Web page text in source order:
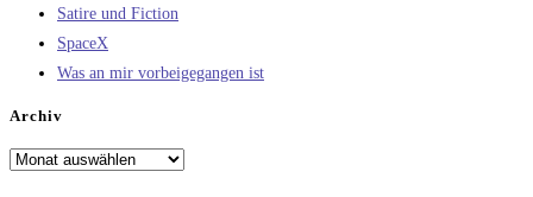
Satire und Fiction
SpaceX
Was an mir vorbeigegangen ist
Archiv
Archiv